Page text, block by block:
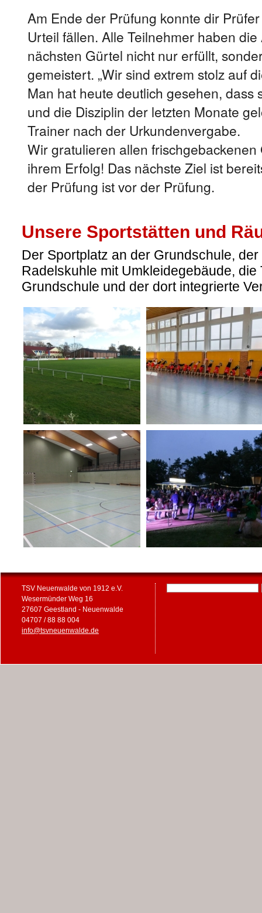
Am Ende der Prüfung konnte dir
Urteil fällen. Alle Teilnehmer haben
nächsten Gürtel nicht nur erfüllt,
gemeistert. „Wir sind extrem stolz auf
Man hat heute deutlich gesehen, dass
und die Disziplin der letzten Monate
Trainer nach der Urkundenvergabe.
Wir gratulieren allen
ihrem Erfolg! Das nächste Ziel ist
der Prüfung ist vor der Prüfung.
Unsere Sportstätten und
Der Sportplatz an der Grundschule,
Radelskuhle mit Umkleidegebäude, die
Grundschule und der dort integrierte
TSV Neuenwalde von 1912 e.V.
Wesermünder Weg 16
27607 Geestland - Neuenwalde
04707 / 88 88 004
info@tsvneuenwalde.de